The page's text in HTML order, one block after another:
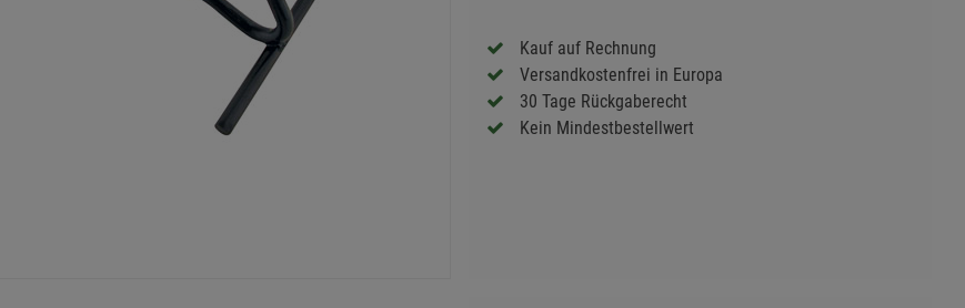
Kauf auf Rechnung
Versandkostenfrei in Europa
30 Tage Rückgaberecht
Kein Mindestbestellwert